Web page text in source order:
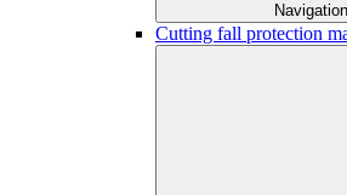
Cutting fall protection